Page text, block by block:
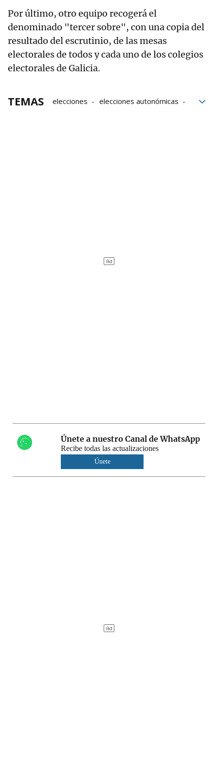
Por último, otro equipo recogerá el
denominado "tercer sobre", con una copia del
resultado del escrutinio, de las mesas
electorales de todos y cada uno de los colegios
electorales de Galicia.
TEMAS elecciones
elecciones autonómicas
Únete a nuestro Canal de WhatsApp
Recibe todas las actualizaciones
Únete